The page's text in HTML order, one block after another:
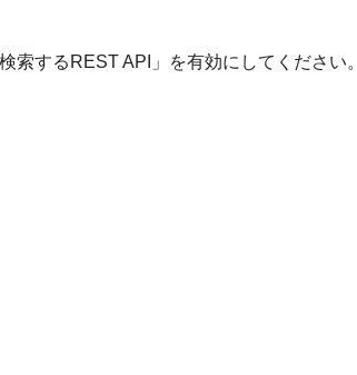
索するREST API」を有効にしてください。